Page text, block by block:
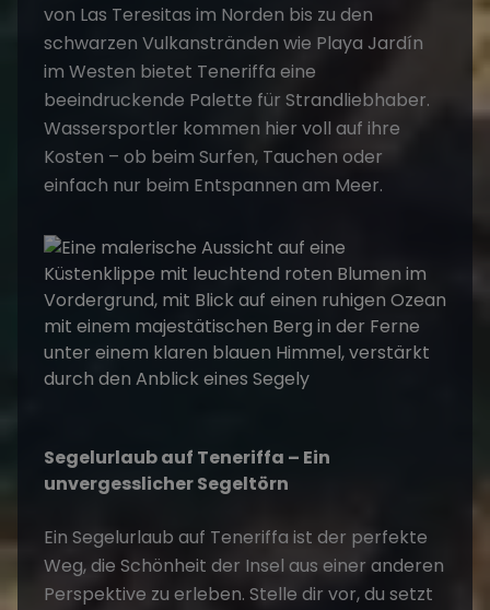
von Las Teresitas im Norden bis zu den
schwarzen Vulkanstränden wie Playa Jardín
im Westen bietet Teneriffa eine
beeindruckende Palette für Strandliebhaber.
Wassersportler kommen hier voll auf ihre
Kosten – ob beim Surfen, Tauchen oder
einfach nur beim Entspannen am Meer.
Segelurlaub auf Teneriffa – Ein
unvergesslicher Segeltörn
Ein Segelurlaub auf Teneriffa ist der perfekte
Weg, die Schönheit der Insel aus einer anderen
Perspektive zu erleben. Stelle dir vor, du setzt